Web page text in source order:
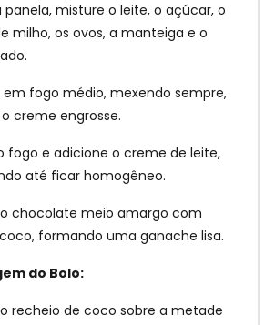
panela, misture o leite, o açúcar, o
milho, os ovos, a manteiga e o
em fogo médio, mexendo sempre,
creme engrosse.
fogo e adicione o creme de leite,
até ficar homogêneo.
chocolate meio amargo com
formando uma ganache lisa.
do Bolo:
o recheio de coco sobre a metade